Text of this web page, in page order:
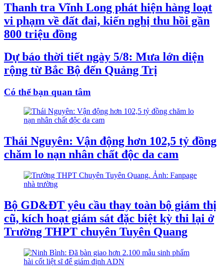
Thanh tra Vĩnh Long phát hiện hàng loạt
vi phạm về đất đai, kiến nghị thu hồi gần
800 triệu đồng
Dự báo thời tiết ngày 5/8: Mưa lớn diện
rộng từ Bắc Bộ đến Quảng Trị
Có thể bạn quan tâm
Thái Nguyên: Vận động hơn 102,5 tỷ đồng
chăm lo nạn nhân chất độc da cam
Bộ GD&ĐT yêu cầu thay toàn bộ giám thị
cũ, kích hoạt giám sát đặc biệt kỳ thi lại ở
Trường THPT chuyên Tuyên Quang